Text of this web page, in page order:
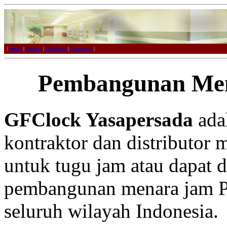
| Home | Product | Download | Contact us |
Pembangunan
GFClock Yasapersada
kontraktor dan distributor
untuk tugu jam atau dapat
pembangunan menara jam
seluruh wilayah Indonesia.